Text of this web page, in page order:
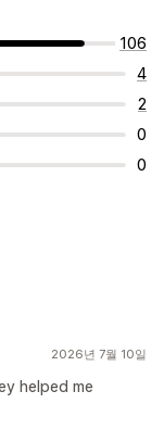
106
4
2
0
0
2026년 7월 10일
helped me